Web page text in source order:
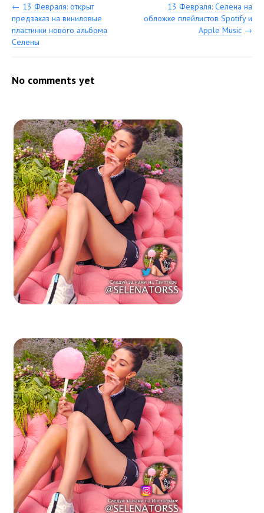
← 13 Февраля: открыт
предзаказ на виниловые
пластинки нового альбома
Селены
13 Февраля: Селена на
обложке плейлистов Spotify и
Apple Music →
No comments yet